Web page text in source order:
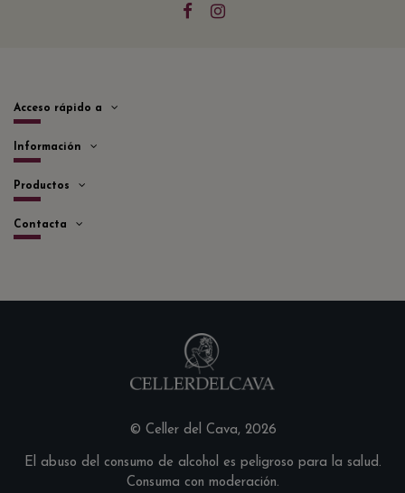
Acceso rápido a
Información
Productos
Contacta
© Celler del Cava, 2026
El abuso del consumo de alcohol es peligroso para la salud.
Consuma con moderación.